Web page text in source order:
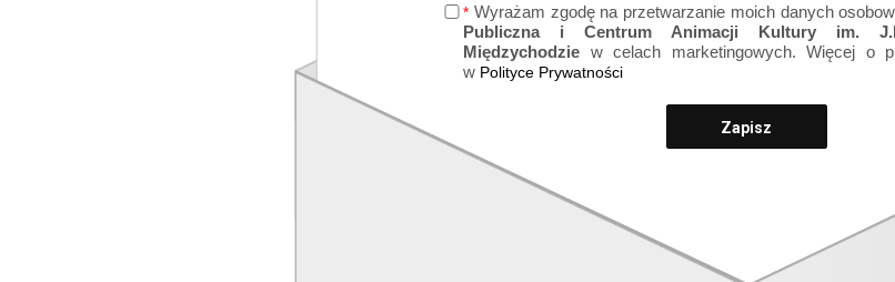
Wyrażam zgodę na przetwarzanie moich danych
Publiczna i Centrum Animacji Kultury im.
Międzychodzie w celach marketingowych. Więcej o
w Polityce Prywatności